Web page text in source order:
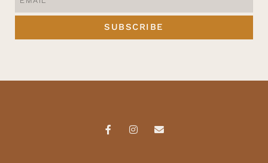
SUBSCRIBE